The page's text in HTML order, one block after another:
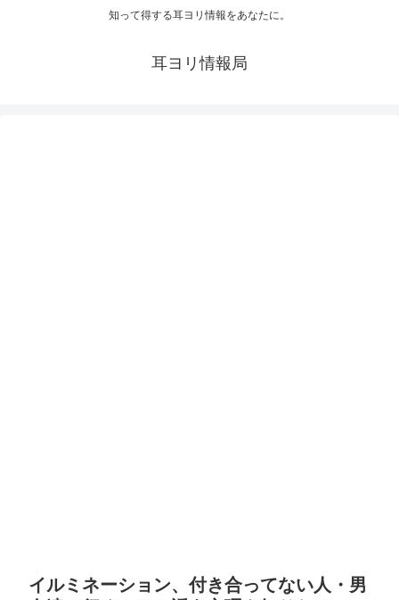
知って得する耳ヨリ情報をあなたに。
耳ヨリ情報局
イルミネーション、付き合ってない人・男